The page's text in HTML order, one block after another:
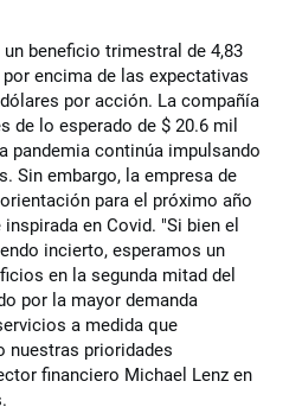
beneficio trimestral de 4,83
encima de las expectativas
por acción. La compañía
de lo esperado de $ 20.6 mil
pandemia continúa impulsando
Sin embargo, la empresa de
para el próximo año
en Covid. "Si bien el
incierto, esperamos un
en la segunda mitad del
por la mayor demanda
a medida que
nuestras prioridades
financiero Michael Lenz en